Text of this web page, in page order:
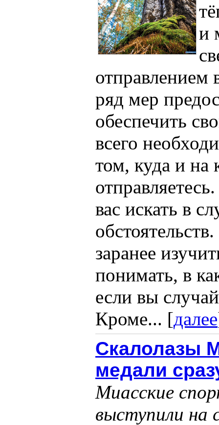
и
отправлением
ряд мер
обеспечить
всего
том, куда и на
вас искать в
заранее
понимать, в
если вы
Кроме... [далее
Скалолазы
медали
Миасские
выступили на